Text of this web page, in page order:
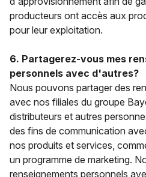
producteurs ont accès aux
pour leur exploitation.
6. Partagerez-vous mes
personnels avec d'autres?
Nous pouvons partager des
avec nos filiales du groupe
distributeurs et autres
des fins de communication
nos produits et services,
un programme de marketing.
renseignements personnels